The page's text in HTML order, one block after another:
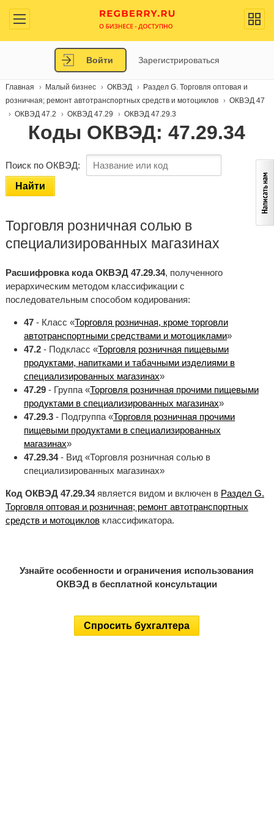
Войти Зарегистрироваться
Главная Малый бизнес ОКВЭД
Раздел G. Торговля оптовая и
розничная; ремонт автотранспортных средств и мотоциклов
ОКВЭД 47
ОКВЭД 47.2
ОКВЭД 47.29 ОКВЭД 47.29.3
Коды ОКВЭД: 47.29.34
Поиск по ОКВЭД:
Найти
Торговля розничная солью в
специализированных магазинах
Расшифровка кода ОКВЭД 47.29.34, полученного
иерархическим методом классификации с
последовательным способом кодирования:
47- Класс «Торговля розничная, кроме торговли
автотранспортными средствами и мотоциклами»
47.2- Подкласс «Торговля розничная пищевыми
продуктами, напитками и табачными изделиями в
специализированных магазинах»
47.29- Группа «Торговля розничная прочими пищевыми
продуктами в специализированных магазинах»
47.29.3- Подгруппа «Торговля розничная прочими
пищевыми продуктами в специализированных
магазинах»
47.29.34- Вид «Торговля розничная солью в
специализированных магазинах»
Код ОКВЭД 47.29.34является видом и включен в Раздел G.
Торговля оптовая и розничная; ремонт автотранспортных
средств и мотоцикловклассификатора.
Узнайте особенности и ограничения использования
ОКВЭД в бесплатной консультации
Спросить бухгалтера